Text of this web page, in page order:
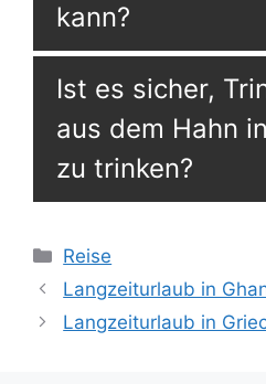
kann?
Ist es sicher,
aus dem Hahn
zu trinken?
Kategorien
Reise
Langzeiturlaub in
Langzeiturlaub in